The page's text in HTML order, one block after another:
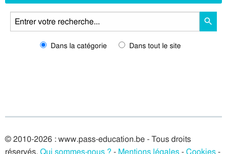
Dans la catégorie Dans tout le site
© 2010-2026 : www.pass-education.be - Tous droits